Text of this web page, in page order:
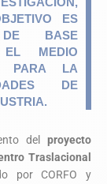
ES
DE BASE
EL MEDIO
PARA LA
DE
del proyecto
Traslacional
por CORFO y